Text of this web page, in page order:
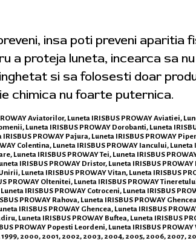
insa poti preveni aparitia
a proteja luneta, incearca sa nu
si sa folosesti doar
chimica nu foarte puternica.
Aviatorilor, Luneta IRISBUS PROWAY Aviatiei,
Luneta IRISBUS PROWAY Dorobanti, Luneta
PROWAY Pajura, Luneta IRISBUS PROWAY
Colentina, Luneta IRISBUS PROWAY Iancului, Luneta
Luneta IRISBUS PROWAY Tei, Luneta IRISBUS
IRISBUS PROWAY Dristor, Luneta IRISBUS
Luneta IRISBUS PROWAY Vitan, Luneta IRISBUS
PROWAY Oltenitei, Luneta IRISBUS PROWAY
IRISBUS PROWAY Cotroceni, Luneta IRISBUS
PROWAY Rahova, Luneta IRISBUS PROWAY
IRISBUS PROWAY Ghencea, Luneta IRISBUS
Luneta IRISBUS PROWAY Buftea, Luneta IRISBUS
PROWAY Popesti Leordeni, Luneta IRISBUS
1999, 2000, 2001, 2002, 2003, 2004, 2005, 2006, 2007,